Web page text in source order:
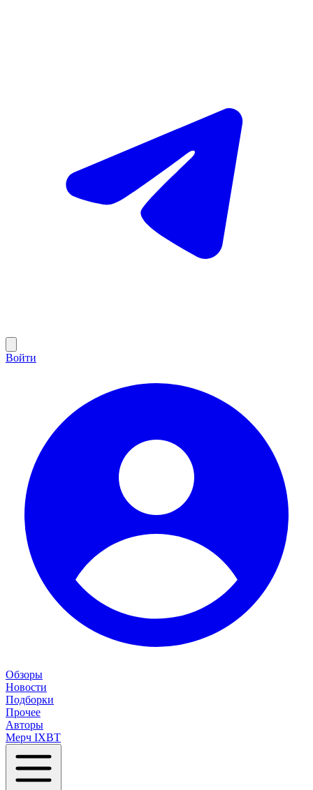
Войти
Обзоры
Новости
Подборки
Прочее
Авторы
Мерч IXBT